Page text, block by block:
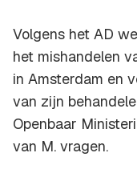
Volgens het AD
het mishandelen
in Amsterdam en
van zijn
Openbaar
van M. vragen.